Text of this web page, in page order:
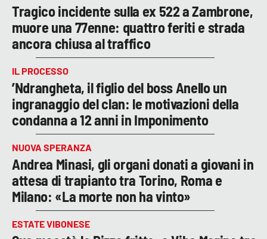
Tragico incidente sulla ex 522 a Zambrone,
muore una 77enne: quattro feriti e strada
ancora chiusa al traffico
IL PROCESSO
’Ndrangheta, il figlio del boss Anello un
ingranaggio del clan: le motivazioni della
condanna a 12 anni in Imponimento
NUOVA SPERANZA
Andrea Minasi, gli organi donati a giovani in
attesa di trapianto tra Torino, Roma e
Milano: «La morte non ha vinto»
ESTATE VIBONESE